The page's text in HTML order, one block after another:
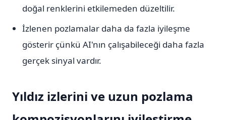
doğal renklerini etkilemeden düzeltilir.
İzlenen pozlamalar daha da fazla iyileşme
gösterir çünkü AI'nın çalışabileceği daha fazla
gerçek sinyal vardır.
Yıldız izlerini ve uzun pozlama